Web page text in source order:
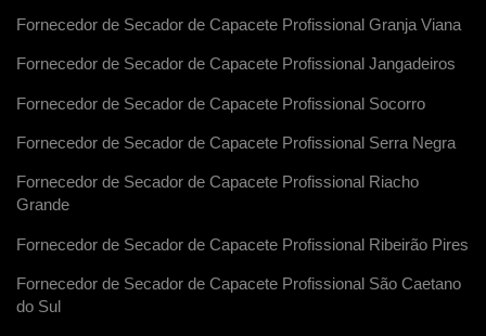
Fornecedor de Secador de Capacete Profissional Granja Viana
Fornecedor de Secador de Capacete Profissional Jangadeiros
Fornecedor de Secador de Capacete Profissional Socorro
Fornecedor de Secador de Capacete Profissional Serra Negra
Fornecedor de Secador de Capacete Profissional Riacho
Grande
Fornecedor de Secador de Capacete Profissional Ribeirão Pires
Fornecedor de Secador de Capacete Profissional São Caetano
do Sul